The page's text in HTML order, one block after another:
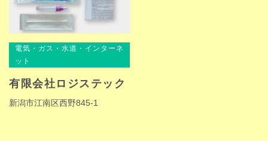
電気・ガス・水道・インターネ
ット
有限会社ロジステック
新潟市江南区西野845-1